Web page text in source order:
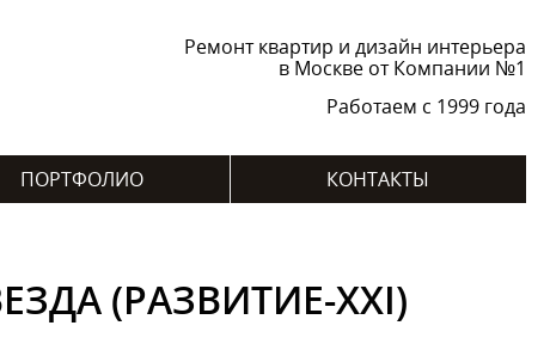
Ремонт квартир и дизайн интерьера
в Москве от Компании №1
Работаем с 1999 года
ПОРТФОЛИО КОНТАКТЫ
(РАЗВИТИЕ-XXI)